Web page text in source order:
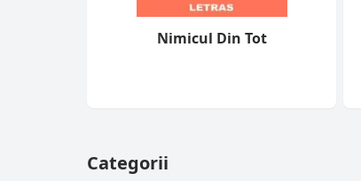
Nimicul Din Tot
Categorii